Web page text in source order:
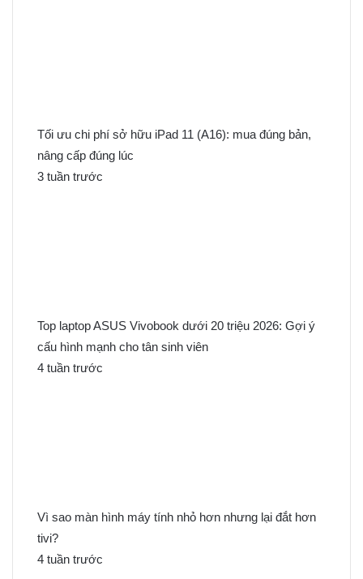
Tối ưu chi phí sở hữu iPad 11 (A16): mua đúng bản,
nâng cấp đúng lúc
3 tuần trước
Top laptop ASUS Vivobook dưới 20 triệu 2026: Gợi ý
cấu hình mạnh cho tân sinh viên
4 tuần trước
Vì sao màn hình máy tính nhỏ hơn nhưng lại đắt hơn
tivi?
4 tuần trước